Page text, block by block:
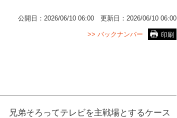
公開日： 2026/06/10 06:00 更新日： 2026/06/10 06:00
印刷
>> バックナンバー
兄弟そろってテレビを主戦場とするケース